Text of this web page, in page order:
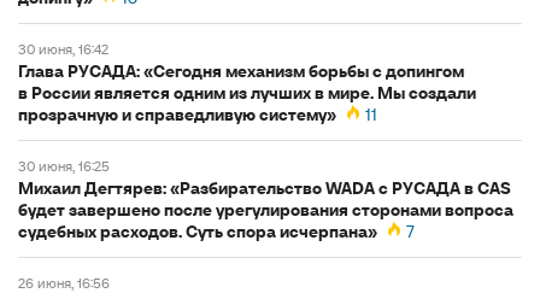
30 июня, 16:42
Глава РУСАДА: «Сегодня механизм борьбы с допингом
в России является одним из лучших в мире. Мы создали
прозрачную и справедливую систему»
11
30 июня, 16:25
Михаил Дегтярев: «Разбирательство WADA с РУСАДА в CAS
будет завершено после урегулирования сторонами вопроса
судебных расходов. Суть спора исчерпана»
7
26 июня, 16:56